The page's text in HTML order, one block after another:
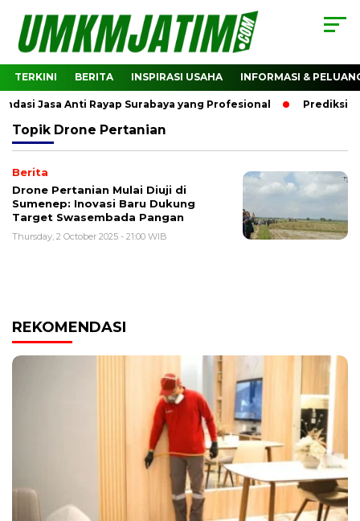
TERKINI BERITA INSPIRASI USAHA INFORMASI &
Jasa Anti Rayap Surabaya yang Profesional Prediksi
Topik Drone Pertanian
Berita
Drone Pertanian Mulai Diuji di
Sumenep: Inovasi Baru Dukung
Target Swasembada Pangan
Thursday, 2 October 2025 - 21:00 WIB
REKOMENDASI